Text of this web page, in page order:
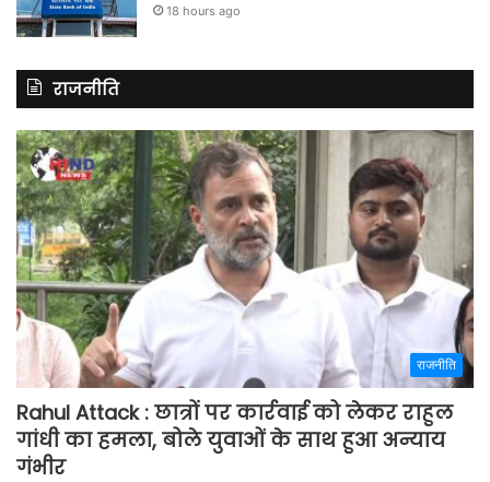
18 hours ago
राजनीति
राजनीति
Rahul Attack : छात्रों पर कार्रवाई को लेकर राहुल
गांधी का हमला, बोले युवाओं के साथ हुआ अन्याय
गंभीर